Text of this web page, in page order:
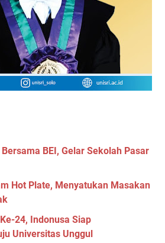
BEI, Gelar Sekolah Pasar
Hot Plate, Menyatukan Masakan
24, Indonusa Siap
Universitas Unggul